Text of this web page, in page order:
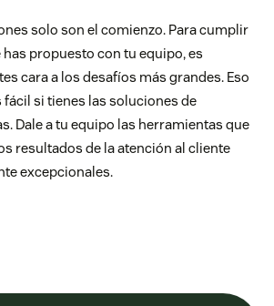
solo son el comienzo. Para cumplir
has propuesto con tu equipo, es
cara a los desafíos más grandes. Eso
si tienes las soluciones de
Dale a tu equipo las herramientas que
resultados de la atención al cliente
excepcionales.